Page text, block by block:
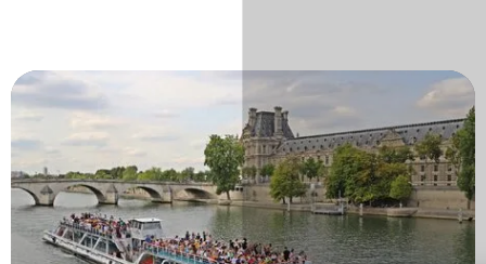
Este site utiliza
cookies
Utilizamos cookies e os seus dados
pessoais para melhorar a sua experiência